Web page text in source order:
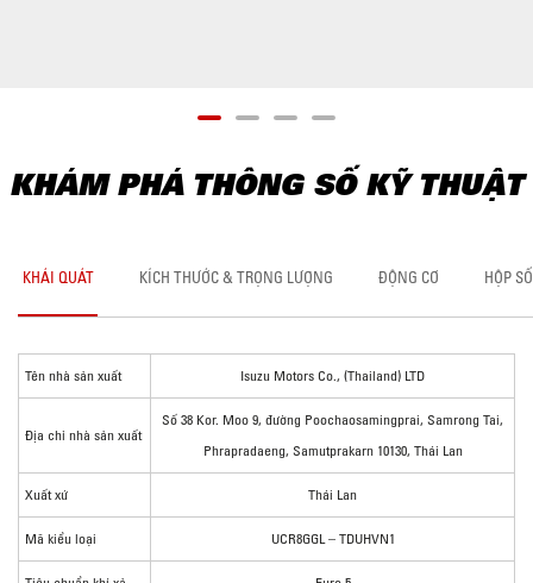
KHÁM PHÁ THÔNG SỐ KỸ THUẬT
KHÁI QUÁT KÍCH THƯỚC & TRỌNG LƯỢNG ĐỘNG CƠ HỘP SỐ
Tên nhà sản xuất Isuzu Motors Co., (Thailand) LTD
Địa chỉ nhà sản xuất
Số 38 Kor. Moo 9, đường Poochaosamingprai, Samrong Tai,
Phrapradaeng, Samutprakarn 10130, Thái Lan
Xuất xứ Thái Lan
Mã kiểu loại UCR8GGL – TDUHVN1